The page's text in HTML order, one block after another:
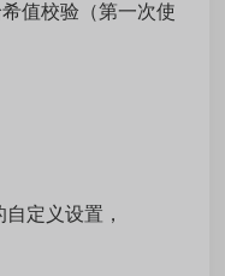
值校验（第一次使
定义设置，